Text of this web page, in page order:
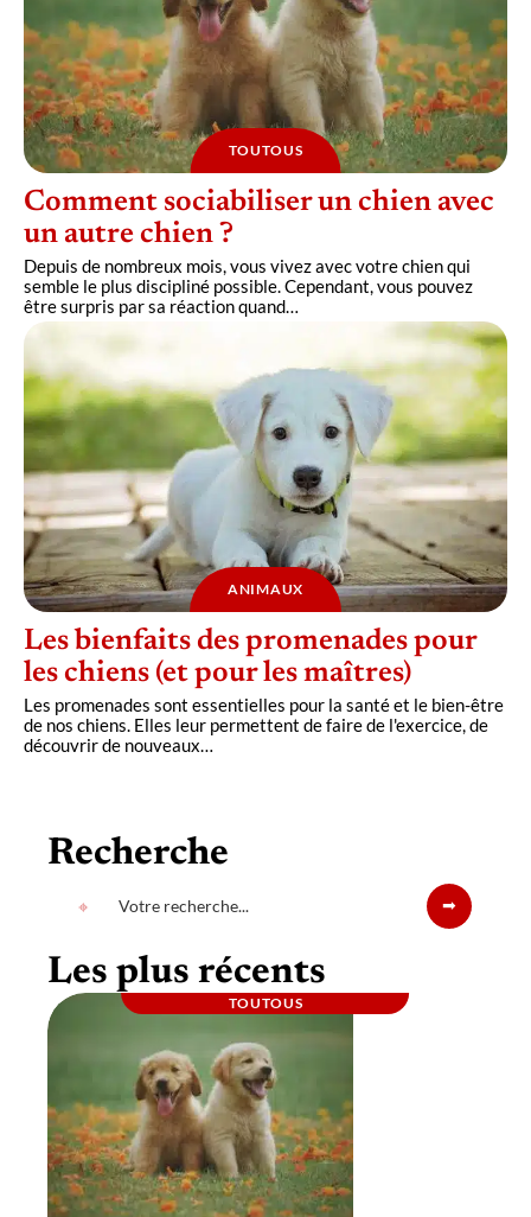
TOUTOUS
Comment sociabiliser un chien avec
un autre chien ?
Depuis de nombreux mois, vous vivez avec votre chien qui
semble le plus discipliné possible. Cependant, vous pouvez
être surpris par sa réaction quand…
ANIMAUX
Les bienfaits des promenades pour
les chiens (et pour les maîtres)
Les promenades sont essentielles pour la santé et le bien-être
de nos chiens. Elles leur permettent de faire de l'exercice, de
découvrir de nouveaux…
Recherche
Les plus récents
TOUTOUS